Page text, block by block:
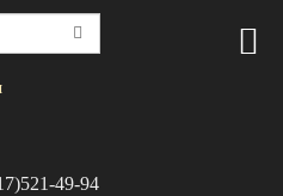
49-94